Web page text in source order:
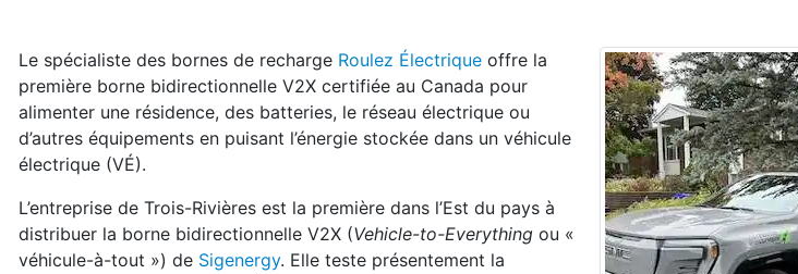
Premières bornes bidirectionnelles « véhicule-à-tout » certifiées au Canada (réservé)
Le spécialiste des bornes de recharge Roulez Électrique offre la
première borne bidirectionnelle V2X certifiée au Canada pour
alimenter une résidence, des batteries, le réseau électrique ou
d’autres équipements en puisant l’énergie stockée dans un véhicule
électrique (VÉ).
L’entreprise de Trois-Rivières est la première dans l’Est du pays à
distribuer la borne bidirectionnelle V2X (Vehicle-to-Everything ou «
véhicule-à-tout ») de Sigenergy. Elle teste présentement la